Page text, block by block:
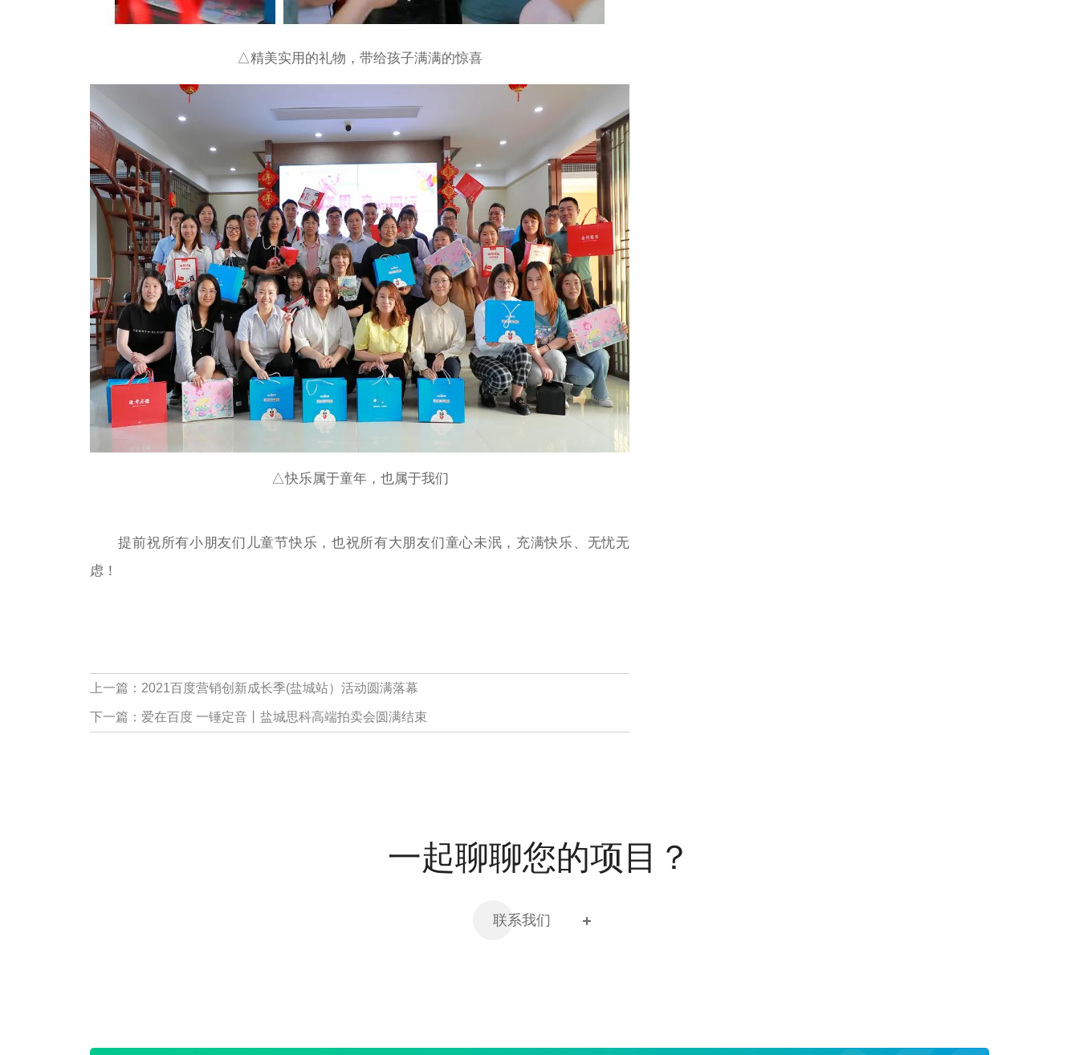
△精美实用的礼物，带给孩子满满的惊喜
△快乐属于童年，也属于我们
提前祝所有小朋友们儿童节快乐，也祝所有大朋友们童心未泯，充满快乐、无忧无
虑！
上一篇： 2021百度营销创新成长季(盐城站）活动圆满落幕
下一篇： 爱在百度 一锤定音丨盐城思科高端拍卖会圆满结束
一起聊聊您的项目？
联系我们
对您的需求深入了解后，并结合您所处行业的竞争分析结果，我们将
为您量身定制一份增长方案。
留言